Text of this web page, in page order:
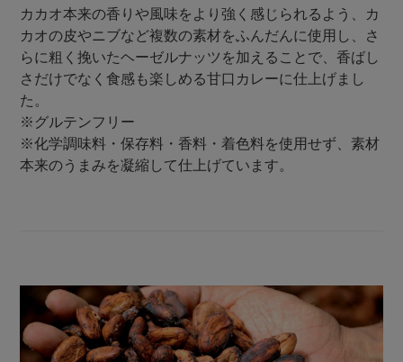
カカオ本来の香りや風味をより強く感じられるよう、カ
カオの皮やニブなど複数の素材をふんだんに使用し、さ
らに粗く挽いたヘーゼルナッツを加えることで、香ばし
さだけでなく食感も楽しめる甘口カレーに仕上げまし
た。
※グルテンフリー
※化学調味料・保存料・香料・着色料を使用せず、素材
本来のうまみを凝縮して仕上げています。